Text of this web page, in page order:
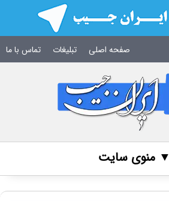
صفحه اصلی تبلیغات تماس با ما
▼ منوی سایت